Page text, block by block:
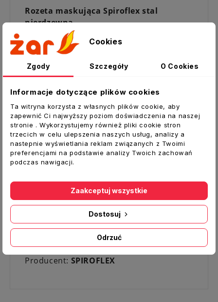
Rozeta maskująca Spiroflex stal
nierdzewna
Rozety maskujące służą do zabezpieczenia
otworu wlotowego instalacji
wentylacyjnych do przewodu kominowego,
a także jako estetyczne wykończenia
Zalety:
Bardzo prosty i szybki montaż
Duża trwałość
Dane techniczne:
Typ:Rozeta
Średnica zewnętrzna [mm]:200
Grubość [mm]:0,5Blacha nierdzewna
1.4301 grubość 0,5 mm
blacha nierdzewna
Temperatura pracy:450ºC
Kolor:chrom połysk
Producent: SPIROFLEX
Cookies
Zgody Szczegóły O Cookies
Informacje dotyczące plików cookies
Ta witryna korzysta z własnych plików cookie, aby
zapewnić Ci najwyższy poziom doświadczenia na naszej
stronie . Wykorzystujemy również pliki cookie stron
trzecich w celu ulepszenia naszych usług, analizy a
nastepnie wyświetlania reklam związanych z Twoimi
preferencjami na podstawie analizy Twoich zachowań
podczas nawigacji.
Odrzuć
Dostosuj
Zaakceptuj wszystkie